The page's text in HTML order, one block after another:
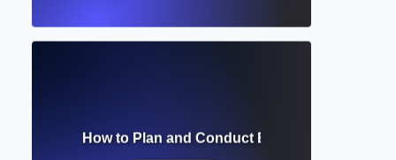
Strategy? How to Plan and Conduct Efficient Database